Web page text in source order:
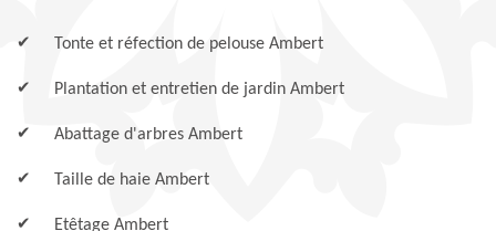
Tonte et réfection de pelouse Ambert
Plantation et entretien de jardin Ambert
Abattage d'arbres Ambert
Taille de haie Ambert
Etêtage Ambert